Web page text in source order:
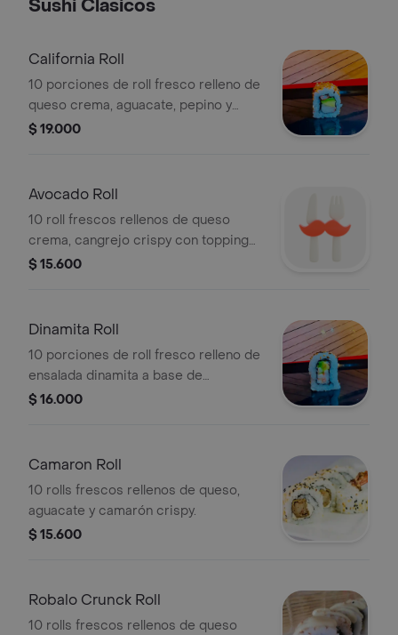
Sushi Clasicos
California Roll
10 porciones de roll fresco relleno de
queso crema, aguacate, pepino y
cangrejo.
$ 19.000
Avocado Roll
10 roll frescos rellenos de queso
crema, cangrejo crispy con topping
de aguacate con salsa teriyaki.
$ 15.600
Dinamita Roll
10 porciones de roll fresco relleno de
ensalada dinamita a base de
cangrejo, pasta dinamita y sésamo .
$ 16.000
Camaron Roll
10 rolls frescos rellenos de queso,
aguacate y camarón crispy.
$ 15.600
Robalo Crunck Roll
10 rolls frescos rellenos de queso